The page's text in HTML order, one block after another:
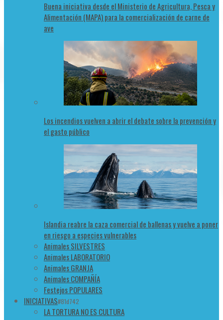
Buena iniciativa desde el Ministerio de Agricultura, Pesca y
Alimentación (MAPA) para la comercialización de carne de
ave
Los incendios vuelven a abrir el debate sobre la prevención y
el gasto público
Islandia reabre la caza comercial de ballenas y vuelve a poner
en riesgo a especies vulnerables
Animales SILVESTRES
Animales LABORATORIO
Animales GRANJA
Animales COMPAÑÍA
Festejos POPULARES
INICIATIVAS#81d742
LA TORTURA NO ES CULTURA